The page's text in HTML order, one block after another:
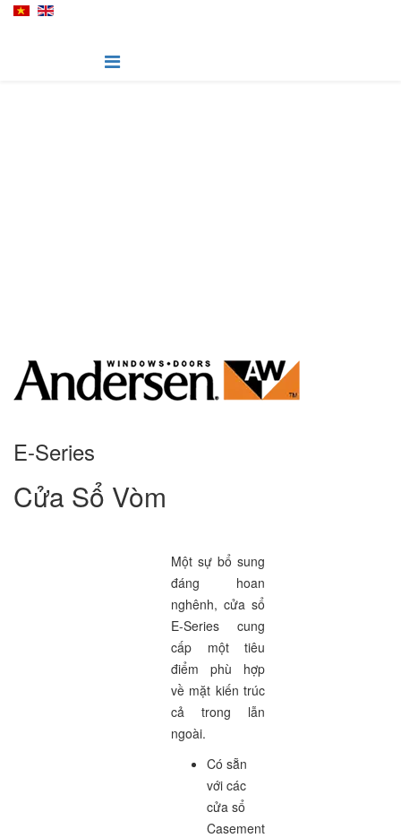
E-Series
Cửa Sổ Vòm
Một sự bổ sung
đáng hoan
nghênh, cửa sổ
E-Series cung
cấp một tiêu
điểm phù hợp
về mặt kiến trúc
cả trong lẫn
ngoài.
Có sẵn
với các
cửa sổ
Casement